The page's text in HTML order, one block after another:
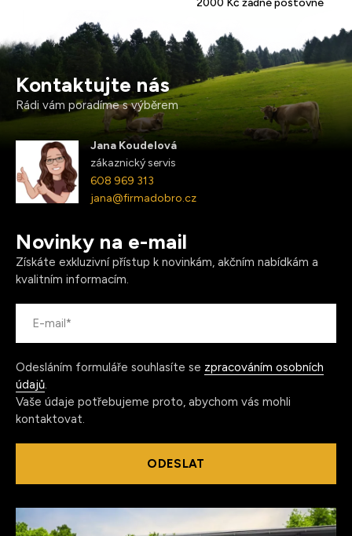
Kontaktujte nás
Rádi vám poradíme s výběrem
Jana Koudelová
zákaznický servis
608 969 313
jana@firmadobro.cz
Novinky na e-mail
Získáte exkluzivní přístup k novinkám, akčním nabídkám a
kvalitním informacím.
Odesláním formuláře souhlasíte se zpracováním osobních
údajů.
Vaše údaje potřebujeme proto, abychom vás mohli
kontaktovat.
ODESLAT